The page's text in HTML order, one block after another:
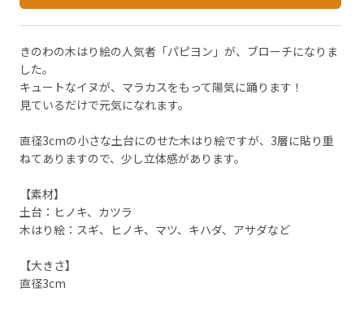
きのわの木はり絵の人気者「パピヨン」が、ブローチになりま
した。
キュートなイヌが、マラカスをもって陽気に踊ります！
見ているだけで元気になれます。
直径3cmの小さな土台にのせた木はり絵ですが、3層に貼り重
ねてありますので、少し立体感があります。
【素材】
土台：ヒノキ、カツラ
木はり絵：スギ、ヒノキ、マツ、キハダ、アサダなど
【大きさ】
直径3cm